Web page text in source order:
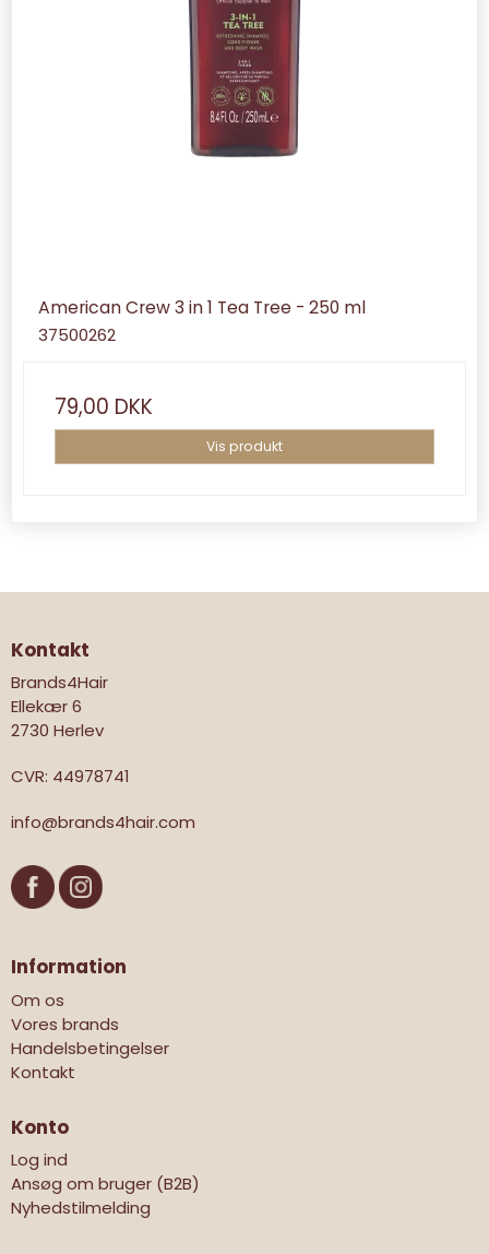
American Crew 3 in 1 Tea Tree - 250 ml
37500262
79,00 DKK
Vis produkt
Kontakt
Brands4Hair
Ellekær 6
2730 Herlev
CVR: 44978741
info@brands4hair.com
Information
Om os
Vores brands
Handelsbetingelser
Kontakt
Konto
Log ind
Ansøg om bruger (B2B)
Nyhedstilmelding